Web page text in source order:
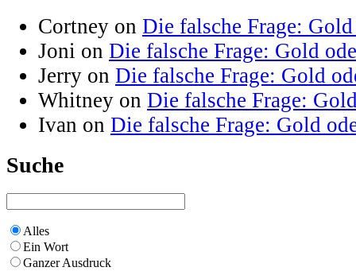
Cortney on Die falsche Frage:
Joni on Die falsche Frage: Gold
Jerry on Die falsche Frage: Gold
Whitney on Die falsche Frage:
Ivan on Die falsche Frage: Gold
Suche
Alles
Ein Wort
Ganzer Ausdruck